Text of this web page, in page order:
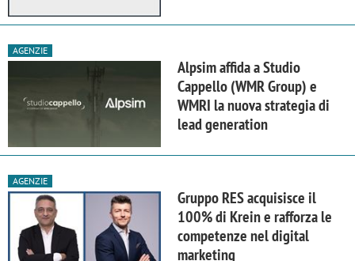
AGENZIE
Alpsim affida a Studio
Cappello (WMR Group) e
WMRI la nuova strategia di
lead generation
AGENZIE
Gruppo RES acquisisce il
100% di Krein e rafforza le
competenze nel digital
marketing